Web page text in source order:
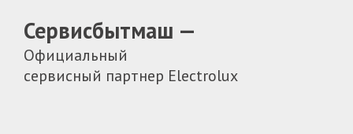
Сервисбытмаш —
Официальный
сервисный партнер Electrolux